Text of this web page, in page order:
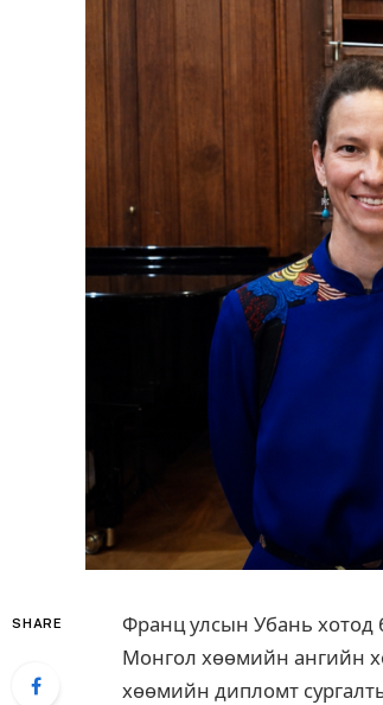
SHARE
Франц улсын Убань хотод
Монгол хөөмийн ангийн
хөөмийн дипломт